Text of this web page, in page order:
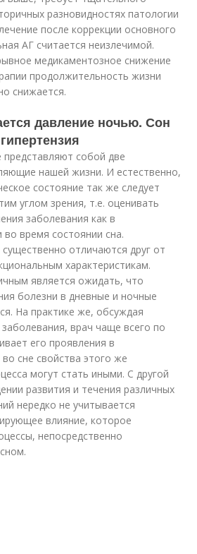
разновидностях патологии
после коррекции основного
АГ считается неизлечимой.
медикаментозное снижение
продолжительность жизни
снижается.
давление ночью. Сон
собой две
нашей жизни. И естественно,
состояние так же следует
углом зрения, т.е. оценивать
заболевания как в
во время состоянии сна.
отличаются друг от
характеристикам.
является ожидать, что
болезни в дневные и ночные
На практике же, обсуждая
врач чаще всего по
его проявления в
сне свойства этого же
могут стать иными. С другой
развития и течения различных
нередко не учитывается
влияние, которое
непосредственно